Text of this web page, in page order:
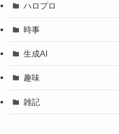
ハロプロ
時事
生成AI
趣味
雑記